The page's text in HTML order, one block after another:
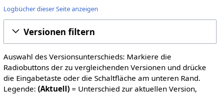
Logbücher dieser Seite anzeigen
Versionen filtern
Auswahl des Versionsunterschieds: Markiere die
Radiobuttons der zu vergleichenden Versionen und drücke
die Eingabetaste oder die Schaltfläche am unteren Rand.
Legende: (Aktuell)= Unterschied zur aktuellen Version,